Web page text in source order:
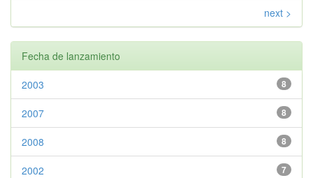
next >
Fecha de lanzamiento
8
2003
8
2007
8
2008
7
2002